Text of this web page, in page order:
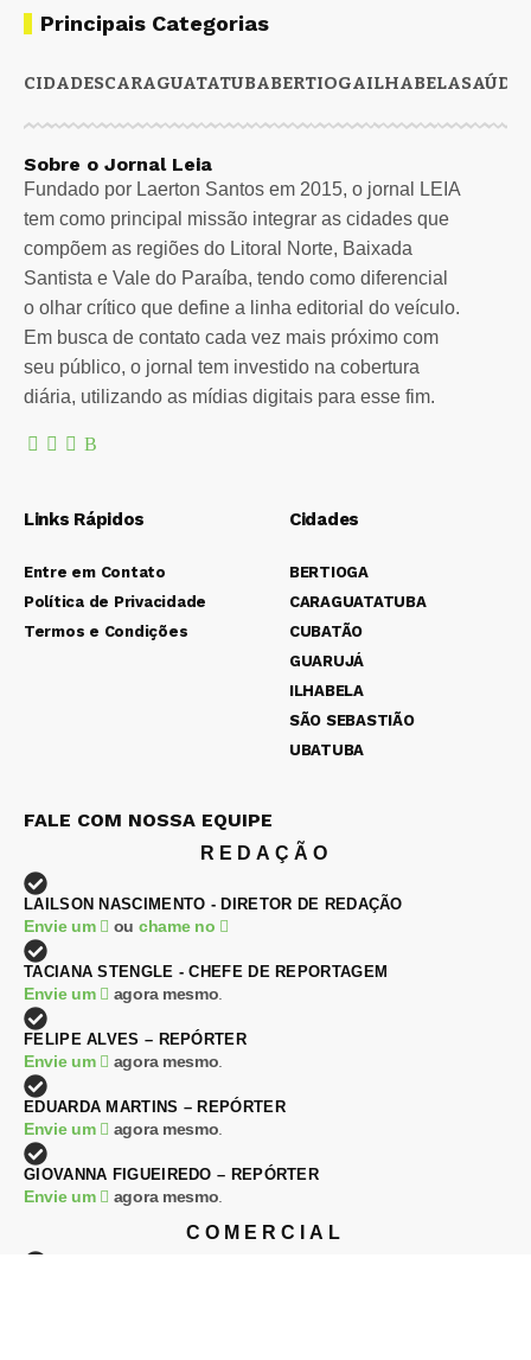
Principais Categorias
CIDADESCARAGUATATUBABERTIOGAILHABELASAÚDE
Sobre o Jornal Leia
Fundado por Laerton Santos em 2015, o jornal LEIA
tem como principal missão integrar as cidades que
compõem as regiões do Litoral Norte, Baixada
Santista e Vale do Paraíba, tendo como diferencial
o olhar crítico que define a linha editorial do veículo.
Em busca de contato cada vez mais próximo com
seu público, o jornal tem investido na cobertura
diária, utilizando as mídias digitais para esse fim.
Links Rápidos
Entre em Contato
Política de Privacidade
Termos e Condições
Cidades
BERTIOGA
CARAGUATATUBA
CUBATÃO
GUARUJÁ
ILHABELA
SÃO SEBASTIÃO
UBATUBA
FALE COM NOSSA EQUIPE
REDAÇÃO
LAILSON NASCIMENTO - DIRETOR DE REDAÇÃO
Envie um ou chame no
TACIANA STENGLE - CHEFE DE REPORTAGEM
Envie um agora mesmo
FELIPE ALVES – REPÓRTER
Envie um agora mesmo
EDUARDA MARTINS – REPÓRTER
Envie um agora mesmo
GIOVANNA FIGUEIREDO – REPÓRTER
Envie um agora mesmo
COMERCIAL